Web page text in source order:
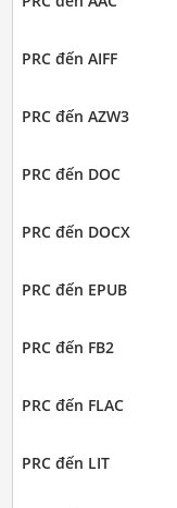
PRC đến AIFF
PRC đến AZW3
PRC đến DOC
PRC đến DOCX
PRC đến EPUB
PRC đến FB2
PRC đến FLAC
PRC đến LIT